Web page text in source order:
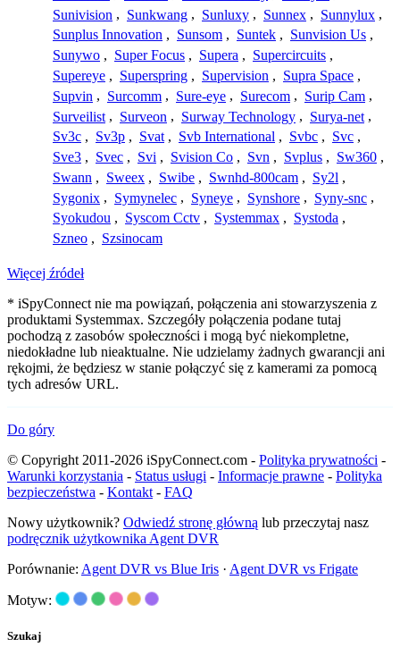
Sunivision , Sunkwang , Sunluxy , Sunnex , Sunnylux ,
Sunplus Innovation , Sunsom , Suntek , Sunvision Us ,
Sunywo , Super Focus , Supera , Supercircuits ,
Supereye , Superspring , Supervision , Supra Space ,
Supvin , Surcomm , Sure-eye , Surecom , Surip Cam ,
Surveilist , Surveon , Surway Technology , Surya-net ,
Sv3c , Sv3p , Svat , Svb International , Svbc , Svc ,
Sve3 , Svec , Svi , Svision Co , Svn , Svplus , Sw360 ,
Swann , Sweex , Swibe , Swnhd-800cam , Sy2l ,
Sygonix , Symynelec , Syneye , Synshore , Syny-snc ,
Syokudou , Syscom Cctv , Systemmax , Systoda ,
Szneo , Szsinocam
Więcej źródeł
* iSpyConnect nie ma powiązań, połączenia ani stowarzyszenia z
produktami Systemmax. Szczegóły połączenia podane tutaj
pochodzą z zasobów społeczności i mogą być niekompletne,
niedokładne lub nieaktualne. Nie udzielamy żadnych gwarancji ani
rękojmi, że będziesz w stanie połączyć się z kamerami za pomocą
tych adresów URL.
Do góry
© Copyright 2011-2026 iSpyConnect.com - Polityka prywatności -
Warunki korzystania - Status usługi - Informacje prawne - Polityka
bezpieczeństwa - Kontakt - FAQ
Nowy użytkownik? Odwiedź stronę główną lub przeczytaj nasz
podręcznik użytkownika Agent DVR
Porównanie: Agent DVR vs Blue Iris · Agent DVR vs Frigate
Motyw:
Szukaj